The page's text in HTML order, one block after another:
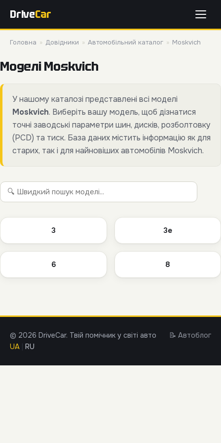
DriveCar
Головна » Довідники » Автомобільний каталог » Moskvich
Моделі Moskvich
У нашому каталозі представлені всі моделі
Moskvich. Виберіть вашу модель, щоб дізнатися
точні заводські параметри шин, дисків, розболтовку
(PCD) та тиск. База даних містить інформацію як для
старих, так і для найновіших автомобілів Moskvich.
3 3e
6 8
© 2026 DriveCar. Твій помічник у світі авто
📝 Автоблог
UA
RU